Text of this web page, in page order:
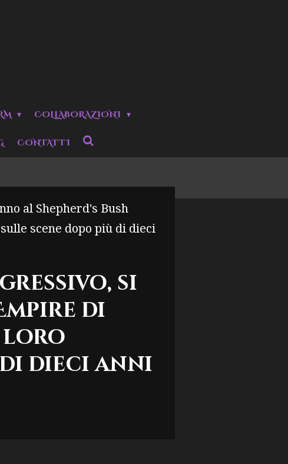
COLLABORAZIONI
CONTATTI
al Shepherd's Bush
scene dopo più di dieci
si
di
loro
dieci anni